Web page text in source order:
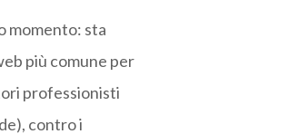
momento: sta
più comune per
professionisti
contro i